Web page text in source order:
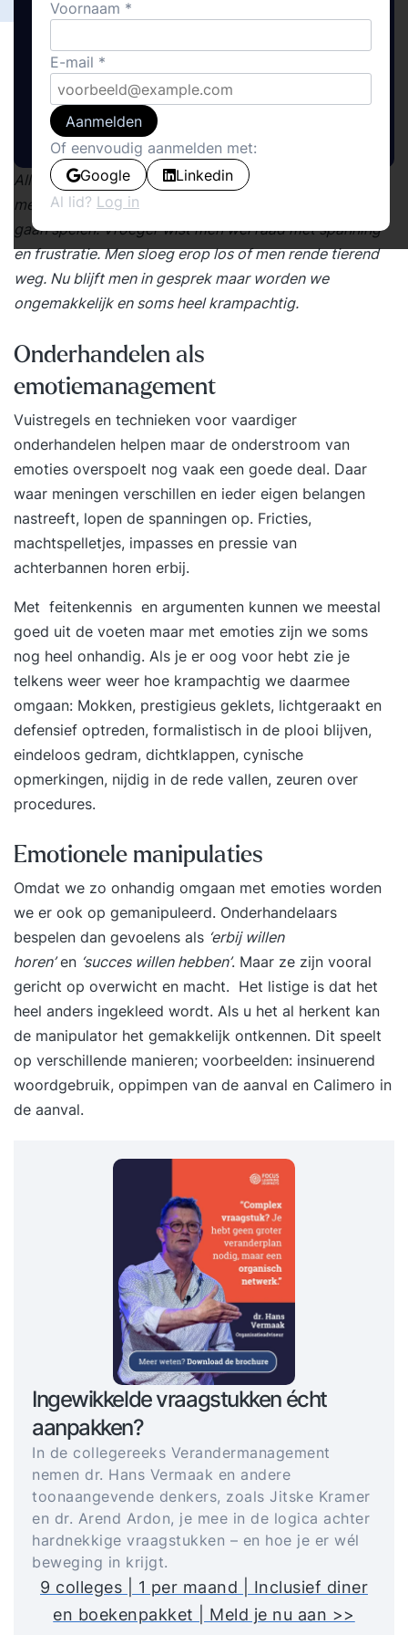
Alle mooie voornemens van ‘Win-Win’ en constructief
met elkaar onderhandelen verdampen als emoties op
gaan spelen. Vroeger wist men wel raad met spanning
en frustratie. Men sloeg erop los of men rende tierend
weg. Nu blijft men in gesprek maar worden we
ongemakkelijk en soms heel krampachtig.
Onderhandelen als
emotiemanagement
Vuistregels en technieken voor vaardiger
onderhandelen helpen maar de onderstroom van
emoties overspoelt nog vaak een goede deal. Daar
waar meningen verschillen en ieder eigen belangen
nastreeft, lopen de spanningen op. Fricties,
machtspelletjes, impasses en pressie van
achterbannen horen erbij.
Met feitenkennis en argumenten kunnen we meestal
goed uit de voeten maar met emoties zijn we soms
nog heel onhandig. Als je er oog voor hebt zie je
telkens weer weer hoe krampachtig we daarmee
omgaan: Mokken, prestigieus geklets, lichtgeraakt en
defensief optreden, formalistisch in de plooi blijven,
eindeloos gedram, dichtklappen, cynische
opmerkingen, nijdig in de rede vallen, zeuren over
procedures.
Emotionele manipulaties
Omdat we zo onhandig omgaan met emoties worden
we er ook op gemanipuleerd. Onderhandelaars
bespelen dan gevoelens als ‘erbij willen
horen’en ‘succes willen hebben’. Maar ze zijn vooral
gericht op overwicht en macht. Het listige is dat het
heel anders ingekleed wordt. Als u het al herkent kan
de manipulator het gemakkelijk ontkennen. Dit speelt
op verschillende manieren; voorbeelden: insinuerend
woordgebruik, oppimpen van de aanval en Calimero in
de aanval.
Ingewikkelde vraagstukken écht
aanpakken?
In de collegereeks Verandermanagement
nemen dr. Hans Vermaak en andere
toonaangevende denkers, zoals Jitske Kramer
en dr. Arend Ardon, je mee in de logica achter
hardnekkige vraagstukken – en hoe je er wél
beweging in krijgt.
9 colleges | 1 per maand | Inclusief diner
en boekenpakket | Meld je nu aan >>
Voornaam
E-mail
Aanmelden
Of eenvoudig aanmelden met:
Google
Linkedin
Al lid? Log in